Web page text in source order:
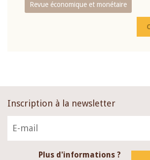
Revue économique et monétaire
Inscription à la newsletter
Plus d'informations ?